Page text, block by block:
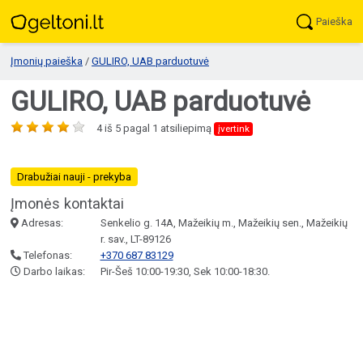
Paieška
Įmonių paieška / GULIRO, UAB parduotuvė
GULIRO, UAB parduotuvė
4iš 5 pagal 1 atsiliepimą įvertink
Drabužiai nauji - prekyba
Įmonės kontaktai
Adresas:
Senkelio g. 14A, Mažeikių m., Mažeikių sen., Mažeikių
r. sav., LT-89126
Telefonas:
+370 687 83129
Darbo laikas:
Pir-Šeš 10:00-19:30, Sek 10:00-18:30.